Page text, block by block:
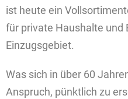
ist heute ein
für private Haushalte und
Einzugsgebiet.
Was sich in über 60
Anspruch, pünktlich zu